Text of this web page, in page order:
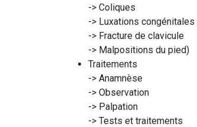
-> Coliques
-> Luxations congénitales
-> Fracture de clavicule
-> Malpositions du pied)
Traitements
-> Anamnèse
-> Observation
-> Palpation
-> Tests et traitements